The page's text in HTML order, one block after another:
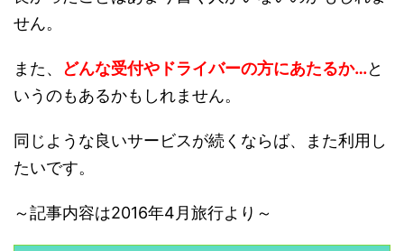
せん。
また、 どんな受付やドライバーの方にあたるか…と
いうのもあるかもしれません。
同じような良いサービスが続くならば、また利用し
たいです。
～記事内容は2016年4月旅行より～